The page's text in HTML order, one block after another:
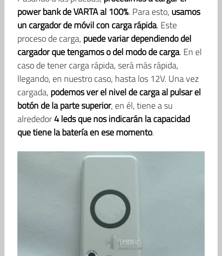
power bank de VARTA al 100%. Para esto, usamos
un cargador de móvil con carga rápida. Este
proceso de carga, puede variar dependiendo del
cargador que tengamos o del modo de carga. En el
caso de tener carga rápida, será más rápida,
llegando, en nuestro caso, hasta los 12V. Una vez
cargada, podemos ver el nivel de carga al pulsar el
botón de la parte superior, en él, tiene a su
alrededor4 leds que nos indicarán la capacidad
que tiene la batería en ese momento.